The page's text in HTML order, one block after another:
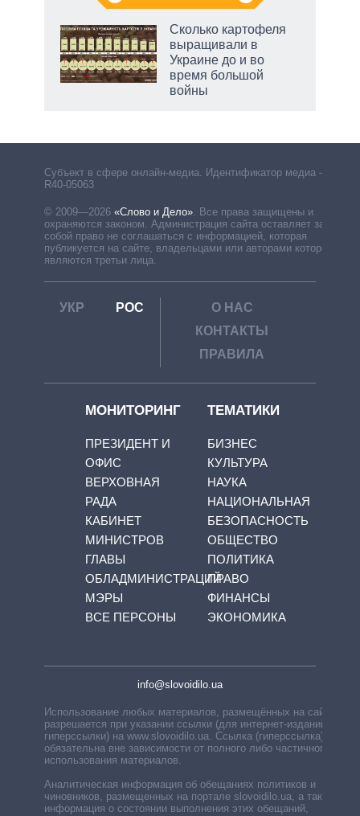
Сколько картофеля
выращивали в
Украине до и во
время большой
войны
Субъект в сфере онлайн-медиа. Идентификатор медиа –
R40-05063
© 2009—2026 «Слово и Дело»
Все права защищены и
охраняются законом. Администрация сайта оставляет за
собой право не соглашаться с информацией, которая
публикуется на сайте, владельцами или авторами которой
являются третьи лица.
УКР РОС
О НАС
КОНТАКТЫ
ПРАВИЛА
МОНИТОРИНГ
ПРЕЗИДЕНТ И
ОФИС
ВЕРХОВНАЯ
РАДА
КАБИНЕТ
МИНИСТРОВ
ГЛАВЫ
ОБЛАДМИНИСТРАЦИЙ
МЭРЫ
ВСЕ ПЕРСОНЫ
ТЕМАТИКИ
БИЗНЕС
КУЛЬТУРА
НАУКА
НАЦИОНАЛЬНАЯ
БЕЗОПАСНОСТЬ
ОБЩЕСТВО
ПОЛИТИКА
ПРАВО
ФИНАНСЫ
ЭКОНОМИКА
info@slovoidilo.ua
Использование любых материалов, размещённых на сайте,
разрешается при указании ссылки (для интернет-изданий —
гиперссылки) на www.slovoidilo.ua. Ссылка (гиперссылка)
обязательна вне зависимости от полного либо частичного
использования материалов.
Аналитическая информация об обещаниях политиков и
чиновников, размещенных на портале slovoidilo.ua, а также
информация о состоянии выполнения этих обещаний,